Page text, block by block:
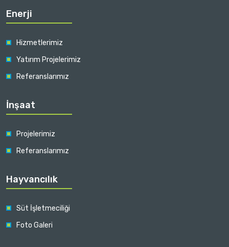
Enerji
Hizmetlerimiz
Yatırım Projelerimiz
Referanslarımız
İnşaat
Projelerimiz
Referanslarımız
Hayvancılık
Süt İşletmeciliği
Foto Galeri